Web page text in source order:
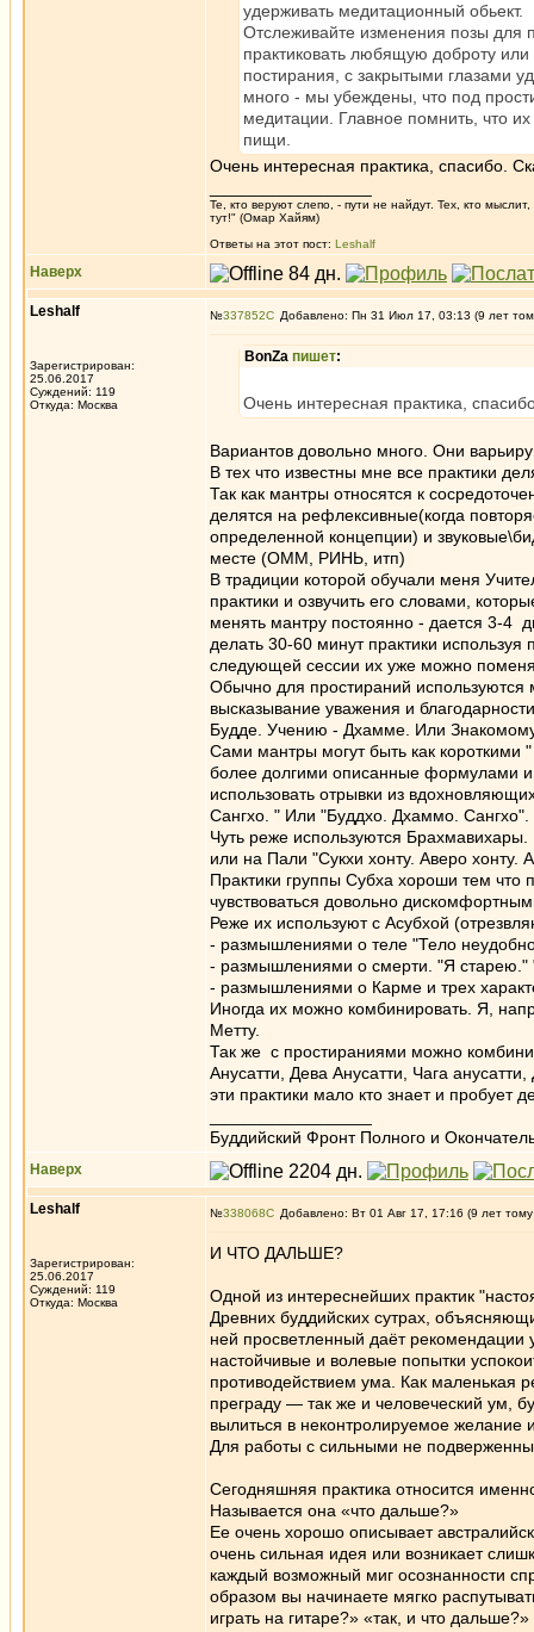
удерживать медитационный обьект.
Отслеживайте изменения позы для
практиковать любящую доброту
постирания, с закрытыми глазами
много - мы убеждены, что под
медитации. Главное помнить, что
пищи.
Очень интересная практика, спасибо.
Те, кто веруют слепо, - пути не найдут. Тех, кто
тут!" (Омар Хайям)
Ответы на этот пост: Leshalf
Наверх
Leshalf
Зарегистрирован:
25.06.2017
Суждений: 119
Откуда: Москва
№337852 Добавлено: Пн 31 Июл 17, 03:13 (9 лет
BonZa пишет:
Очень интересная практика,
Вариантов довольно много. Они
В тех что известны мне все практики
Так как мантры относятся к
делятся на рефлексивные(когда
определенной концепции) и
месте (ОММ, РИНЬ, итп)
В традиции которой обучали меня
практики и озвучить его словами,
менять мантру постоянно - дается 3-4
делать 30-60 минут практики
следующей сессии их уже можно
Обычно для простираний
высказывание уважения и
Будде. Учению - Дхамме. Или Знакомому
Сами мантры могут быть как
более долгими описанные формулами и
использовать отрывки из
Сангхо. " Или "Буддхо. Дхаммо. Сангхо".
Чуть реже используются
или на Пали "Сукхи хонту. Аверо хонту.
Практики группы Субха хороши тем что
чувствоваться довольно
Реже их используют с Асубхой
- размышлениями о теле "Тело
- размышлениями о смерти. "Я старею."
- размышлениями о Карме и трех
Иногда их можно комбинировать. Я,
Метту.
Так же с простираниями можно
Анусатти, Дева Анусатти, Чага
эти практики мало кто знает и пробует
Буддийский Фронт Полного и
Наверх
Leshalf
Зарегистрирован:
25.06.2017
Суждений: 119
Откуда: Москва
№338068 Добавлено: Вт 01 Авг 17, 17:16 (9 лет
И ЧТО ДАЛЬШЕ?
Одной из интереснейших практик
Древних буддийских сутрах,
ней просветленный даёт
настойчивые и волевые попытки
противодействием ума. Как маленькая
преграду — так же и человеческий ум,
вылиться в неконтролируемое желание
Для работы с сильными не
Сегодняшняя практика относится
Называется она «что дальше?»
Ее очень хорошо описывает
очень сильная идея или возникает
каждый возможный миг осознанности
образом вы начинаете мягко
играть на гитаре?» «так, и что